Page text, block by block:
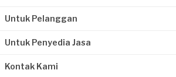
Untuk Pelanggan
Untuk Penyedia Jasa
Kontak Kami